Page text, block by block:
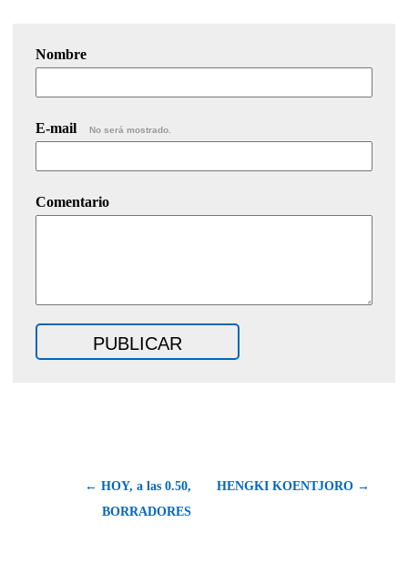
Nombre
E-mail No será mostrado.
Comentario
← HOY, a las 0.50,
BORRADORES
HENGKI KOENTJORO →